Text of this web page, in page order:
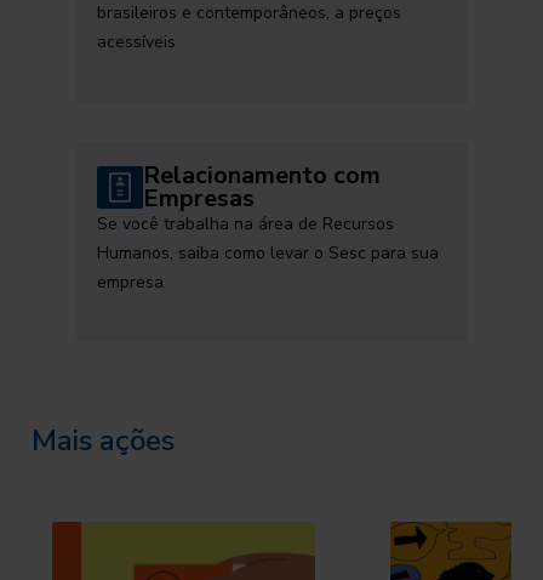
brasileiros e contemporâneos, a preços
acessíveis
Relacionamento com
Empresas
Se você trabalha na área de Recursos
Humanos, saiba como levar o Sesc para sua
empresa
Mais ações